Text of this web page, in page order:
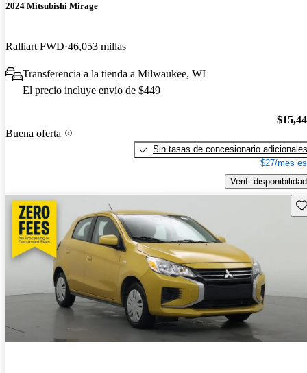
2024 Mitsubishi Mirage
Ralliart FWD 46,053 millas
Transferencia a la tienda a Milwaukee, WI
El precio incluye envío de $449
Buena oferta
Sin tasas de concesionario adicionales
$27/mes
Verif. disponibilidad